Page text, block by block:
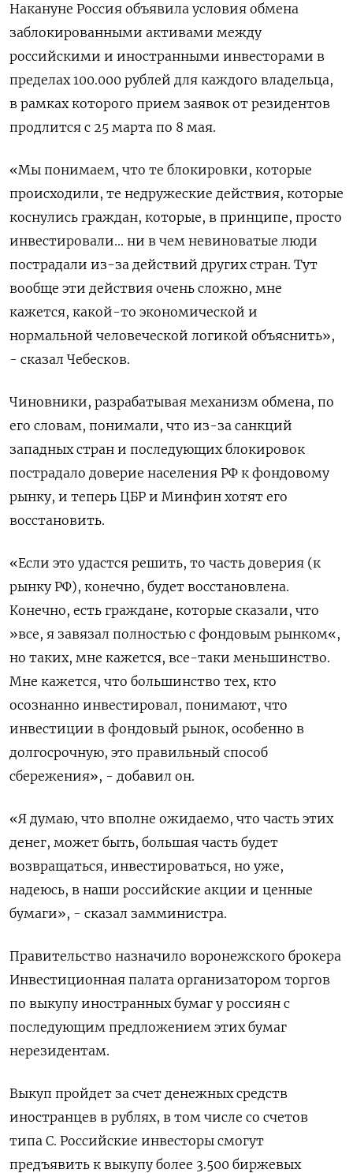
Накануне Россия объявила условия обмена
заблокированными активами между
российскими и иностранными инвесторами в
пределах 100.000 рублей для каждого владельца,
в рамках которого прием заявок от резидентов
продлится с 25 марта по 8 мая.
«Мы понимаем, что те блокировки, которые
происходили, те недружеские действия, которые
коснулись граждан, которые, в принципе, просто
инвестировали... ни в чем невиноватые люди
пострадали из-за действий других стран. Тут
вообще эти действия очень сложно, мне
кажется, какой-то экономической и
нормальной человеческой логикой объяснить»,
- сказал Чебесков.
Чиновники, разрабатывая механизм обмена, по
его словам, понимали, что из-за санкций
западных стран и последующих блокировок
пострадало доверие населения РФ к фондовому
рынку, и теперь ЦБР и Минфин хотят его
восстановить.
«Если это удастся решить, то часть доверия (к
рынку РФ), конечно, будет восстановлена.
Конечно, есть граждане, которые сказали, что
»все, я завязал полностью с фондовым рынком«,
но таких, мне кажется, все-таки меньшинство.
Мне кажется, что большинство тех, кто
осознанно инвестировал, понимают, что
инвестиции в фондовый рынок, особенно в
долгосрочную, это правильный способ
сбережения», - добавил он.
«Я думаю, что вполне ожидаемо, что часть этих
денег, может быть, большая часть будет
возвращаться, инвестироваться, но уже,
надеюсь, в наши российские акции и ценные
бумаги», - сказал замминистра.
Правительство назначило воронежского брокера
Инвестиционная палата организатором торгов
по выкупу иностранных бумаг у россиян с
последующим предложением этих бумаг
нерезидентам.
Выкуп пройдет за счет денежных средств
иностранцев в рублях, в том числе со счетов
типа С. Российские инвесторы смогут
предъявить к выкупу более 3.500 биржевых